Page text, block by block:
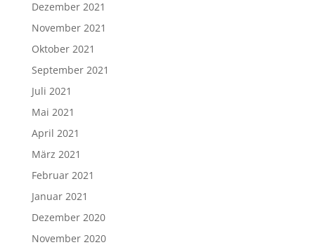
Dezember 2021
November 2021
Oktober 2021
September 2021
Juli 2021
Mai 2021
April 2021
März 2021
Februar 2021
Januar 2021
Dezember 2020
November 2020